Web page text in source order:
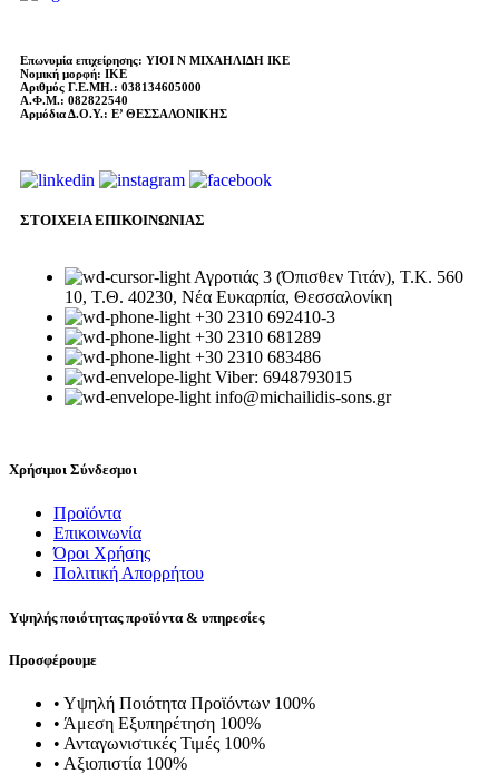
Επωνυμία επιχείρησης: ΥΙΟΙ Ν ΜΙΧΑΗΛΙΔΗ ΙΚΕ
Νομική μορφή: ΙΚΕ
Αριθμός Γ.Ε.ΜΗ.: 038134605000
Α.Φ.Μ.: 082822540
Αρμόδια Δ.Ο.Υ.: Ε’ ΘΕΣΣΑΛΟΝΙΚΗΣ
ΣΤΟΙΧΕΙΑ ΕΠΙΚΟΙΝΩΝΙΑΣ
Αγροτιάς 3 (Όπισθεν Τιτάν), Τ.Κ. 560
10, Τ.Θ. 40230, Νέα Ευκαρπία, Θεσσαλονίκη
+30 2310 692410-3
+30 2310 681289
+30 2310 683486
Viber: 6948793015
info@michailidis-sons.gr
Χρήσιμοι Σύνδεσμοι
Προϊόντα
Επικοινωνία
Όροι Χρήσης
Πολιτική Απορρήτου
Υψηλής ποιότητας προϊόντα & υπηρεσίες
Προσφέρουμε
• Υψηλή Ποιότητα Προϊόντων 100%
• Άμεση Εξυπηρέτηση 100%
• Ανταγωνιστικές Τιμές 100%
• Αξιοπιστία 100%